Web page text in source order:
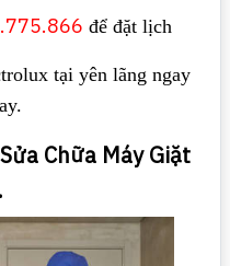
để đặt lịch
tại yên lãng ngay
Chữa Máy Giặt